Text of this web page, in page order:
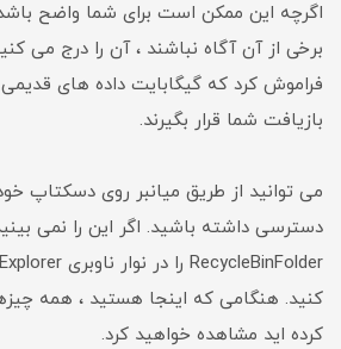
اگرچه این ممکن است برای شما واضح
برخی از آن آگاه نباشند ، آن را درج می
فراموش کرد که گیگابایت داده های
بازیافت شما قرار بگیرند.
می توانید از طریق میانبر روی دسکتاپ
کنید. هنگامی که اینجا هستید ، همه
کرده اید مشاهده خواهید کرد.